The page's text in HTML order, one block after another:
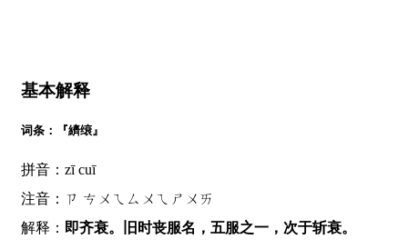
基本解释
词条：『纃缞』
拼音：zī cuī
注音：ㄗ ㄘㄨㄟㄙㄨㄟㄕㄨㄞ
解释： 即齐衰。旧时丧服名，五服之一，次于斩衰。